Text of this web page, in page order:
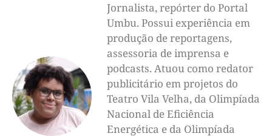
Jornalista, repórter do Portal
Umbu. Possui experiência em
produção de reportagens,
assessoria de imprensa e
podcasts. Atuou como redator
publicitário em projetos do
Teatro Vila Velha, da Olimpíada
Nacional de Eficiência
Energética e da Olimpíada